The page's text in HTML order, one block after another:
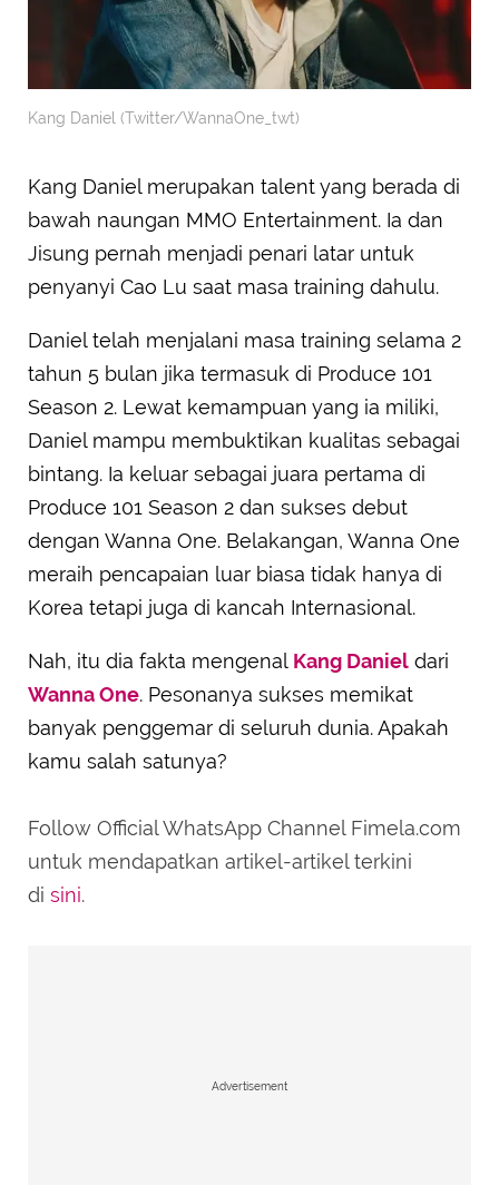
Kang Daniel (Twitter/WannaOne_twt)
Kang Daniel merupakan talent yang berada di
bawah naungan MMO Entertainment. Ia dan
Jisung pernah menjadi penari latar untuk
penyanyi Cao Lu saat masa training dahulu.
Daniel telah menjalani masa training selama 2
tahun 5 bulan jika termasuk di Produce 101
Season 2. Lewat kemampuan yang ia miliki,
Daniel mampu membuktikan kualitas sebagai
bintang. Ia keluar sebagai juara pertama di
Produce 101 Season 2 dan sukses debut
dengan Wanna One. Belakangan, Wanna One
meraih pencapaian luar biasa tidak hanya di
Korea tetapi juga di kancah Internasional.
Nah, itu dia fakta mengenal Kang Daniel dari
Wanna One. Pesonanya sukses memikat
banyak penggemar di seluruh dunia. Apakah
kamu salah satunya?
Follow Official WhatsApp Channel Fimela.com
untuk mendapatkan artikel-artikel terkini
di sini.
Advertisement